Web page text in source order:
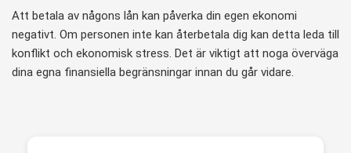
Att betala av någons lån kan påverka din egen ekonomi
negativt. Om personen inte kan återbetala dig kan detta leda till
konflikt och ekonomisk stress. Det är viktigt att noga överväga
dina egna finansiella begränsningar innan du går vidare.